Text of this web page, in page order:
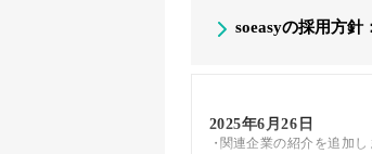
soeasyの採用方
2025年6月26日
関連企業の紹介を追加し